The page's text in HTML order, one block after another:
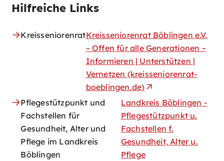
Hilfreiche Links
KreisseniorenratKreisseniorenrat Böblingen e.V.
– Offen für alle Generationen –
Informieren | Unterstützen |
Vernetzen (kreisseniorenrat-
boeblingen.de)
Pflegestützpunkt und
Fachstellen für
Gesundheit, Alter und
Pflege im Landkreis
Böblingen
Landkreis Böblingen -
Pflegestützpunkt u.
Fachstellen f.
Gesundheit, Alter u.
Pflege